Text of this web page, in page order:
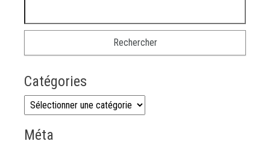
Catégories
Catégories
Méta